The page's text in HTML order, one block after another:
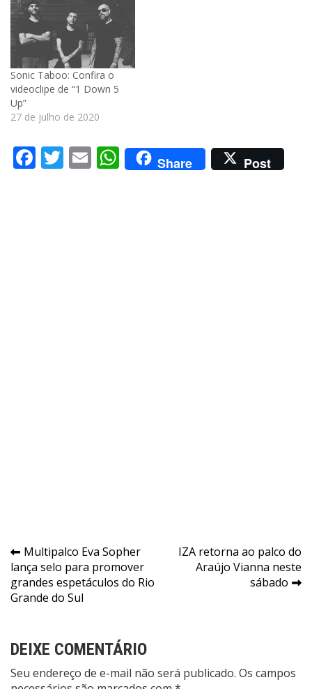
Sonic Taboo: Confira o
videoclipe de “1 Down 5
Up”
27 de julho de 2020
Facebook
Twitter
EmailWhatsApp
Share Post
Navegação
de
Post
​Multipalco Eva Sopher
lança selo para promover
grandes espetáculos do Rio
Grande do Sul
IZA retorna ao palco do
Araújo Vianna neste
sábado
DEIXE COMENTÁRIO
Seu endereço de e-mail não será publicado. Os campos